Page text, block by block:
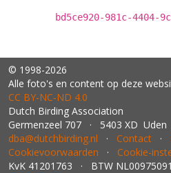
bd5ce920-981c-4404-
© 1998-2026
Alle foto's en content op deze
CC BY‑NC‑ND 4.0
Dutch Birding Association
Germenzeel 707 · 5403 XD Uden
dba@dutchbirding.nl · Contact ·
Cookievoorwaarden · Cookie-
KvK 41201763 · BTW